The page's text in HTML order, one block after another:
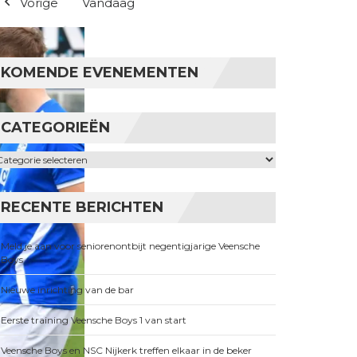
KOMENDE EVENEMENTEN
CATEGORIEËN
RECENTE BERICHTEN
Meld je aan voor seniorenontbijt negentigjarige Veensche
Boys
Nieuwe inrichting van de bar
Eerste training Veensche Boys 1 van start
Veensche Boys en NSC Nijkerk treffen elkaar in de beker